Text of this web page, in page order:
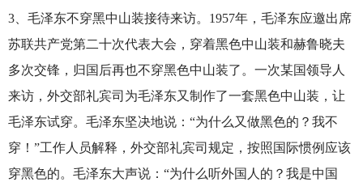
3、毛泽东不穿黑中山装接待来访。1957年，毛泽东应邀出席
苏联共产党第二十次代表大会，穿着黑色中山装和赫鲁晓夫
多次交锋，归国后再也不穿黑色中山装了。一次某国领导人
来访，外交部礼宾司为毛泽东又制作了一套黑色中山装，让
毛泽东试穿。毛泽东坚决地说：“为什么又做黑色的？我不
穿！”工作人员解释，外交部礼宾司规定，按照国际惯例应该
穿黑色的。毛泽东大声说：“为什么听外国人的？我是中国